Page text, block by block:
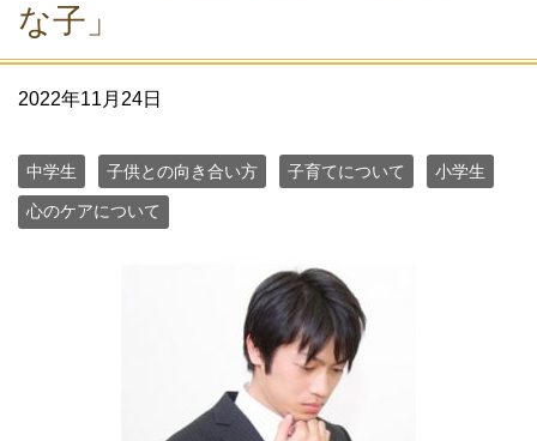
な子」
2022年11月24日
中学生 子供との向き合い方 子育てについて 小学生
心のケアについて